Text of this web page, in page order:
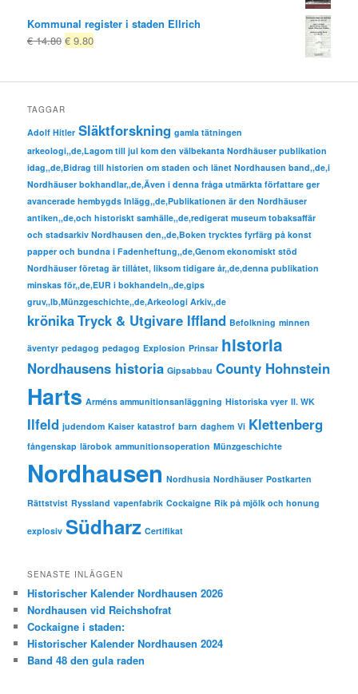
Kommunal register i staden Ellrich
€14.80 Ursprungligt
€ 9.80Nuvarande
TAGGAR
Adolf Hitler Släktforskning gamla tätningen
arkeologi,,de,Lagom till jul kom den välbekanta Nordhäuser publikation
idag,,de,Bidrag till historien om staden och länet Nordhausen band,,de,i
Nordhäuser bokhandlar,,de,Även i denna fråga utmärkta författare ger
avancerade hembygds Inlägg,,de,Publikationen är den Nordhäuser
antiken,,de,och historiskt samhälle,,de,redigerat museum tobaksaffär
och stadsarkiv Nordhausen den,,de,Boken trycktes fyrfärg på konst
papper och bundna i Fadenheftung,,de,Genom ekonomiskt stöd
Nordhäuser företag är tillåtet, liksom tidigare år,,de,denna publikation
minskas för,,de,EUR i bokhandeln,,de,gips
gruv,,lb,Münzgeschichte,,de,Arkeologi Arkiv,,de
krönikaTryck & Utgivare Iffland Befolkning minnen
äventyr pedagog pedagog Explosion Prinsar historia
Nordhausens historia Gipsabbau County Hohnstein
Harts Arméns ammunitionsanläggning Historiska vyer II. WK
Ilfeld judendom Kaiser katastrof barn daghem Vi Klettenberg
fångenskap lärobok ammunitionsoperation Münzgeschichte
Nordhausen Nordhusia Nordhäuser Postkarten
Rättstvist Ryssland vapenfabrik Cockaigne Rik på mjölk och honung
explosiv Südharz Certifikat
SENASTE INLÄGGEN
Historischer Kalender Nordhausen 2026
Nordhausen vid Reichshofrat
Cockaigne i staden:
Historischer Kalender Nordhausen 2024
Band 48 den gula raden